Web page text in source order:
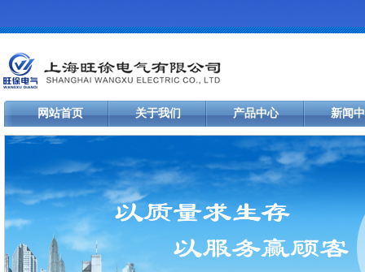
网站首页 关于我们 产品中心 新闻